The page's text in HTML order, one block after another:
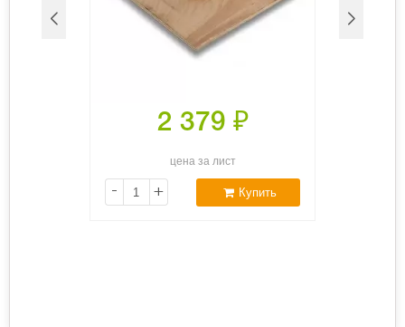
2 379 ₽
цена за лист
- + Купить